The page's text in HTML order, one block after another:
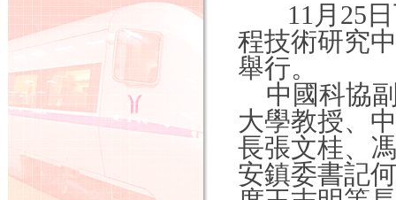
11月25日
程技術研究
舉行。
中國科協副
大學教授、
長張文桂、
安鎮委書記